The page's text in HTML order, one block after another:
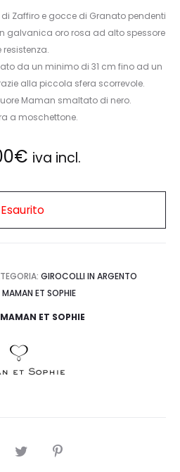
Zaffiro e gocce di Granato pendenti
galvanica oro rosa ad alto spessore
resistenza.
da un minimo di 31 cm fino ad un
alla piccola sfera scorrevole.
Maman smaltato di nero.
a moschettone.
€ iva incl.
Esaurito
GIROCOLLI IN ARGENTO
MAMAN ET SOPHIE
MAMAN ET SOPHIE